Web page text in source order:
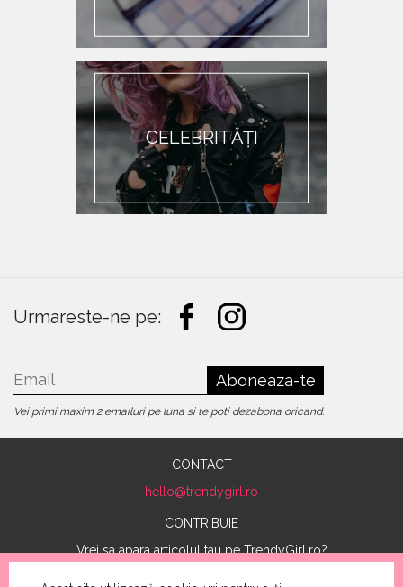
CELEBRITĂȚI
Urmareste-ne pe:
Aboneaza-te
Vei primi maxim 2 emailuri pe luna si te poti dezabona oricand.
CONTACT
CONTRIBUIE
Vrei sa apara articolul tau pe TrendyGirl.ro?